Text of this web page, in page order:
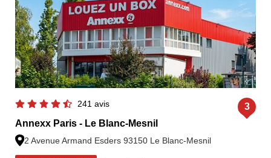
241 avis
Annexx Paris - Le Blanc-Mesnil
2 Avenue Armand Esders 93150 Le Blanc-Mesnil
3